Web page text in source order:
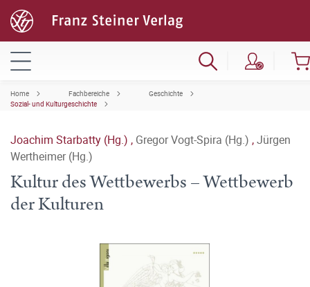
Home Fachbereiche
Geschichte
Sozial- und Kulturgeschichte
Joachim Starbatty (Hg.) , Gregor Vogt-Spira (Hg.) ,Jürgen
Wertheimer (Hg.)
Kultur des Wettbewerbs – Wettbewerb
der Kulturen